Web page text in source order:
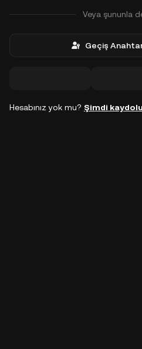
Veya şununla
Geçiş
Hesabınız yok mu? Şimdi